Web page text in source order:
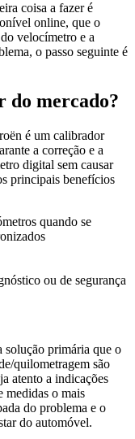
coisa a fazer é
online, que o
velocímetro e a
o passo seguinte é
do mercado?
é um calibrador
a correção e a
digital sem causar
principais benefícios
quando se
ou de segurança
primária que o
quilometragem são
atento a indicações
medidas o mais
do problema e o
do automóvel.